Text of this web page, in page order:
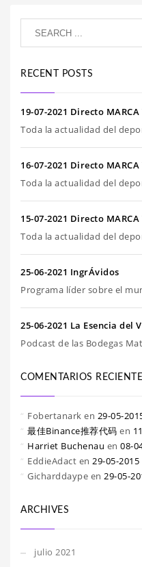
RECENT POSTS
19-07-2021 Directo
Toda la actualidad del
16-07-2021 Directo
Toda la actualidad del
15-07-2021 Directo
Toda la actualidad del
25-06-2021 IngrÁvidos
Programa líder sobre el
25-06-2021 La Esencia del
Podcast de las Bodegas
COMENTARIOS
Fobertanark en 29-05-
最佳Binance推荐代码 en
Harriet Buchenau en 08-
EddieAdact en 29-05-
Gicharddaype en 29-05-
ARCHIVES
julio 2021